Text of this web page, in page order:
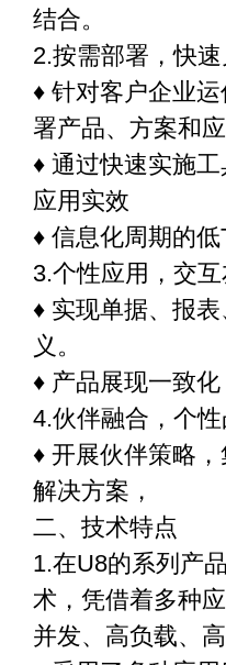
结合。
2.按需部署，快
♦ 针对客户企业
署产品、方案和
♦ 通过快速实施
应用实效
♦ 信息化周期的
3.个性应用，交
♦ 实现单据、报
义。
♦ 产品展现一致
4.伙伴融合，个
♦ 开展伙伴策略
解决方案，
二、技术特点
1.在U8的系列产
术，凭借着多种
并发、高负载、